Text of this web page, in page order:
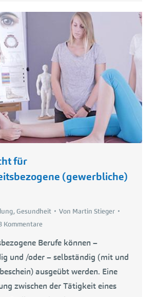
für
(gewerbliche)
,Gesundheit Von Martin Stieger
Kommentare
Berufe können –
und /oder – selbständig (mit und
ausgeübt werden. Eine
zwischen der Tätigkeit eines